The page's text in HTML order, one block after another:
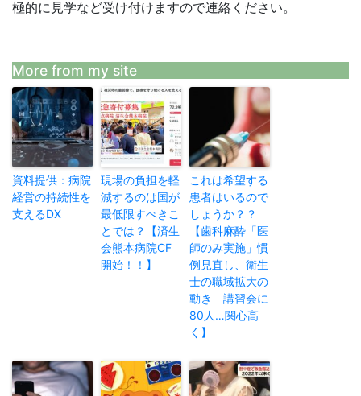
極的に見学など受け付けますので連絡ください。
More from my site
資料提供：病院
経営の持続性を
支えるDX
現場の負担を軽
減するのは国が
最低限すべきこ
とでは？【済生
会熊本病院CF
開始！！】
これは希望する
患者はいるので
しょうか？？
【歯科麻酔「医
師のみ実施」慣
例見直し、衛生
士の職域拡大の
動き 講習会に
80人…関心高
く】